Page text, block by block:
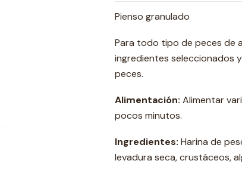
Pienso granulado
Para todo tipo de peces de
ingredientes seleccionados
peces.
Alimentación: Alimentar
pocos minutos.
Ingredientes: Harina de
levadura seca, crustáceos,